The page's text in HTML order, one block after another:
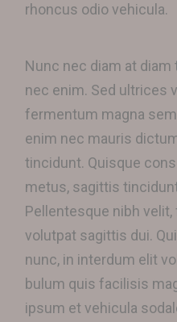
rhoncus odio vehicula.
Nunc nec diam at
nec enim. Sed ultrices
fermentum magna
enim nec mauris
tincidunt. Quisque
metus, sagittis
Pellentesque nibh
volutpat sagittis dui.
nunc, in interdum elit
bulum quis facilisis
ipsum et vehicula